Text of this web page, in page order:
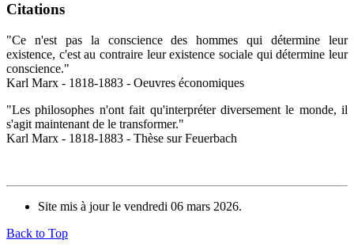
Citations
"Ce n'est pas la conscience des hommes qui détermine leur
existence, c'est au contraire leur existence sociale qui détermine leur
conscience."
Karl Marx - 1818-1883 - Oeuvres économiques
"Les philosophes n'ont fait qu'interpréter diversement le monde, il
s'agit maintenant de le transformer."
Karl Marx - 1818-1883 - Thèse sur Feuerbach
Site mis à jour le vendredi 06 mars 2026.
Back to Top